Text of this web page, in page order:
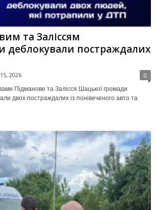
та Заліссям
деблокували постраждалих
2026 0
Підманове та Залісся Шацької громади
двох постраждалих із понівеченого авто та